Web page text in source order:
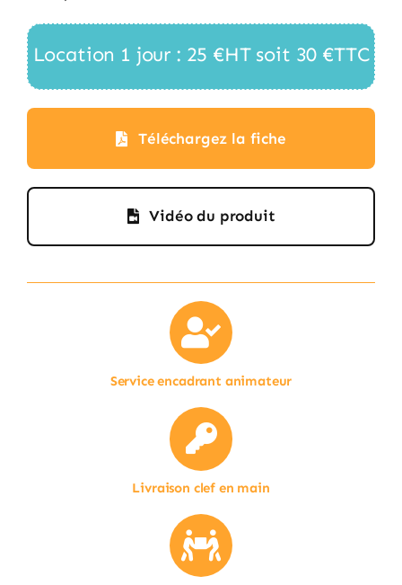
Location 1 jour : 25 €HT soit 30 €TTC
Téléchargez la fiche
Vidéo du produit
Service encadrant animateur
Livraison clef en main